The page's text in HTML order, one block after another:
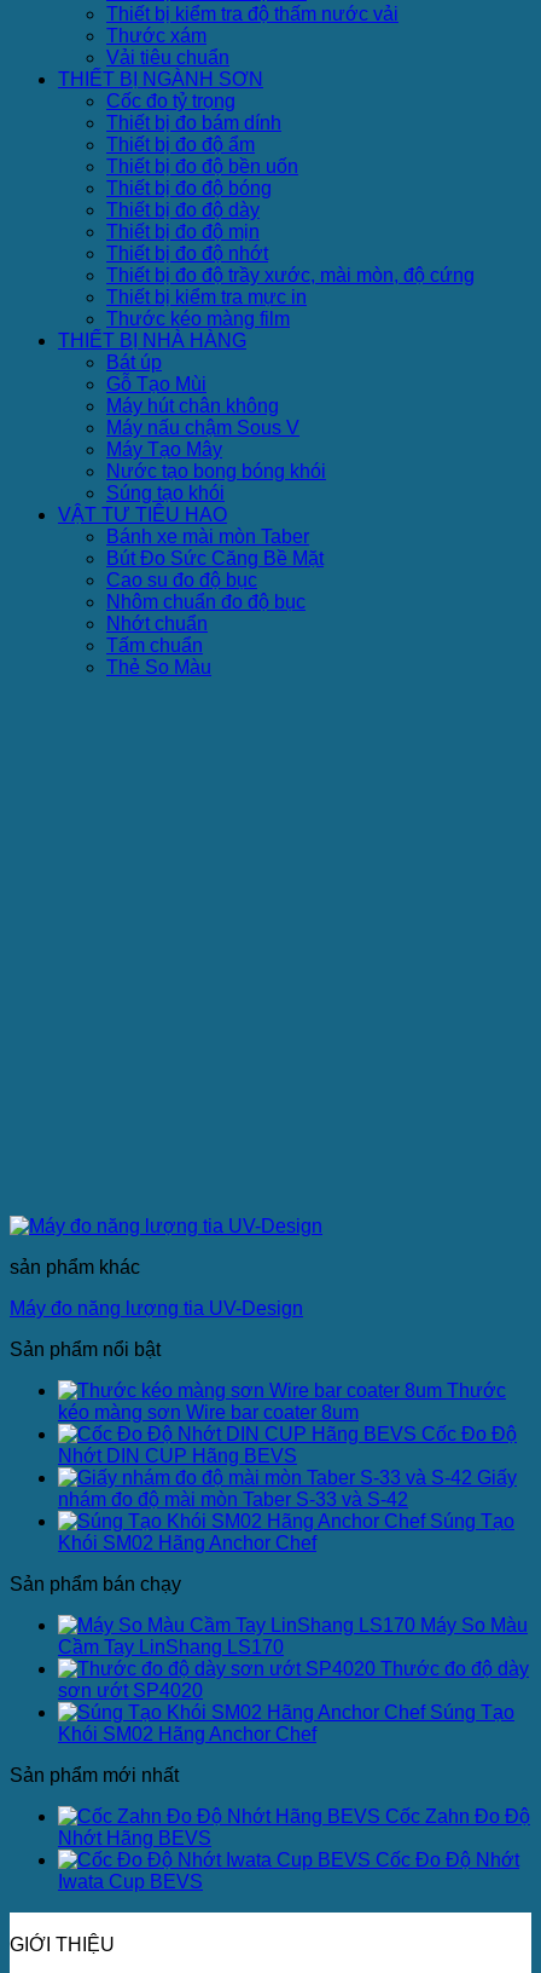
Thiết bị kiểm tra độ thấm nước vải
Thước xám
Vải tiêu chuẩn
THIẾT BỊ NGÀNH SƠN
Cốc đo tỷ trọng
Thiết bị đo bám dính
Thiết bị đo độ ẩm
Thiết bị đo độ bền uốn
Thiết bị đo độ bóng
Thiết bị đo độ dày
Thiết bị đo độ mịn
Thiết bị đo độ nhớt
Thiết bị đo độ trầy xước, mài mòn, độ cứng
Thiết bị kiểm tra mực in
Thước kéo màng film
THIẾT BỊ NHÀ HÀNG
Bát úp
Gỗ Tạo Mùi
Máy hút chân không
Máy nấu chậm Sous V
Máy Tạo Mây
Nước tạo bong bóng khói
Súng tạo khói
VẬT TƯ TIÊU HAO
Bánh xe mài mòn Taber
Bút Đo Sức Căng Bề Mặt
Cao su đo độ bục
Nhôm chuẩn đo độ bục
Nhớt chuẩn
Tấm chuẩn
Thẻ So Màu
sản phẩm khác
Máy đo năng lượng tia UV-Design
Sản phẩm nổi bật
Thước
kéo màng sơn Wire bar coater 8um
Cốc Đo Độ
Nhớt DIN CUP Hãng BEVS
Giấy
nhám đo độ mài mòn Taber S-33 và S-42
Súng Tạo
Khói SM02 Hãng Anchor Chef
Sản phẩm bán chạy
Máy So Màu
Cầm Tay LinShang LS170
Thước đo độ dày
sơn ướt SP4020
Súng Tạo
Khói SM02 Hãng Anchor Chef
Sản phẩm mới nhất
Cốc Zahn Đo Độ
Nhớt Hãng BEVS
Cốc Đo Độ Nhớt
Iwata Cup BEVS
GIỚI THIỆU